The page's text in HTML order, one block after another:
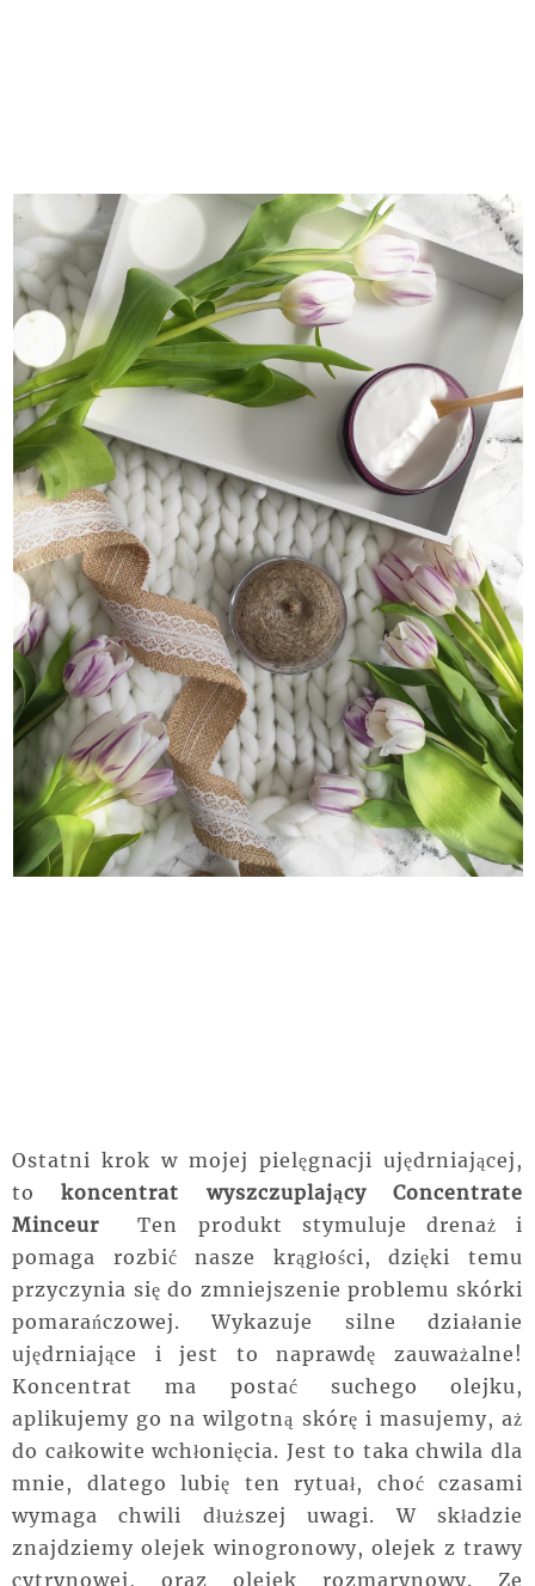
Ostatni krok w mojej pielęgnacji ujędrniającej,
tokoncentrat wyszczuplający Concentrate
Minceur Ten produkt stymuluje drenaż i
pomaga rozbić nasze krągłości, dzięki temu
przyczynia się do zmniejszenie problemu skórki
pomarańczowej. Wykazuje silne działanie
ujędrniające i jest to naprawdę zauważalne!
Koncentrat ma postać suchego olejku,
aplikujemy go na wilgotną skórę i masujemy, aż
do całkowite wchłonięcia. Jest to taka chwila dla
mnie, dlatego lubię ten rytuał, choć czasami
wymaga chwili dłuższej uwagi. W składzie
znajdziemy olejek winogronowy, olejek z trawy
cytrynowej, oraz olejek rozmarynowy. Ze